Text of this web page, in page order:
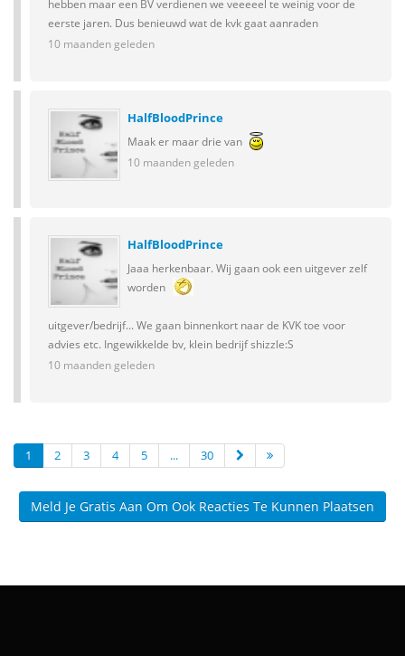
hebben maar een BV verdienen we veeeeel te weinig voor de
eerste jaren. Dus benieuwd wat de kvk gaat aanraden
10 maanden geleden
HalfBloodPrince
Maak er maar drie van
10 maanden geleden
HalfBloodPrince
Jaaa herkenbaar. Wij gaan ook een uitgever zelf
worden
uitgever/bedrijf... We gaan binnenkort naar de KVK toe voor
advies etc. Ingewikkelde bv, klein bedrijf shizzle:S
10 maanden geleden
1 2 3 4 5 ... 30
Meld Je Gratis Aan Om Ook Reacties Te Kunnen Plaatsen